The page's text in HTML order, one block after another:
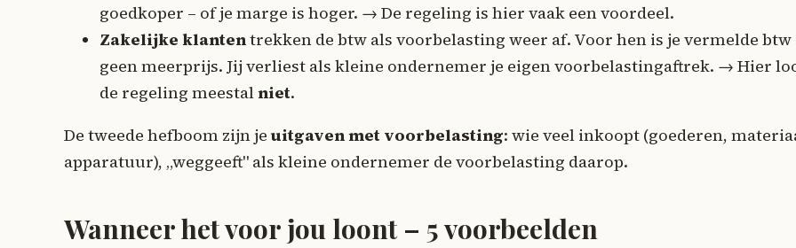
goedkoper – of je marge is hoger. → De regeling is hier vaak een voordeel.
Zakelijke klantentrekken de btw als voorbelasting weer af. Voor hen is je vermelde btw
geen meerprijs. Jij verliest als kleine ondernemer je eigen voorbelastingaftrek. → Hier
de regeling meestalniet.
De tweede hefboom zijn je uitgaven met voorbelasting: wie veel inkoopt (goederen,
apparatuur), „weggeeft" als kleine ondernemer de voorbelasting daarop.
Wanneer het voor jou loont – 5 voorbeelden